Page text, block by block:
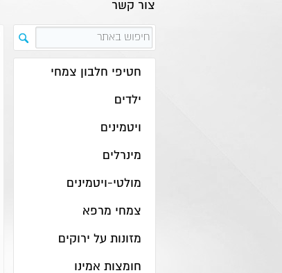
צור קשר
חטיפי חלבון צמחי
ילדים
ויטמינים
מינרלים
מולטי-ויטמינים
צמחי מרפא
מזונות על ירוקים
חומצות אמינו